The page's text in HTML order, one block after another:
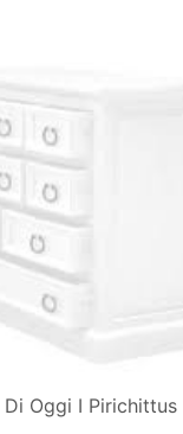
Oggi I Pirichittus